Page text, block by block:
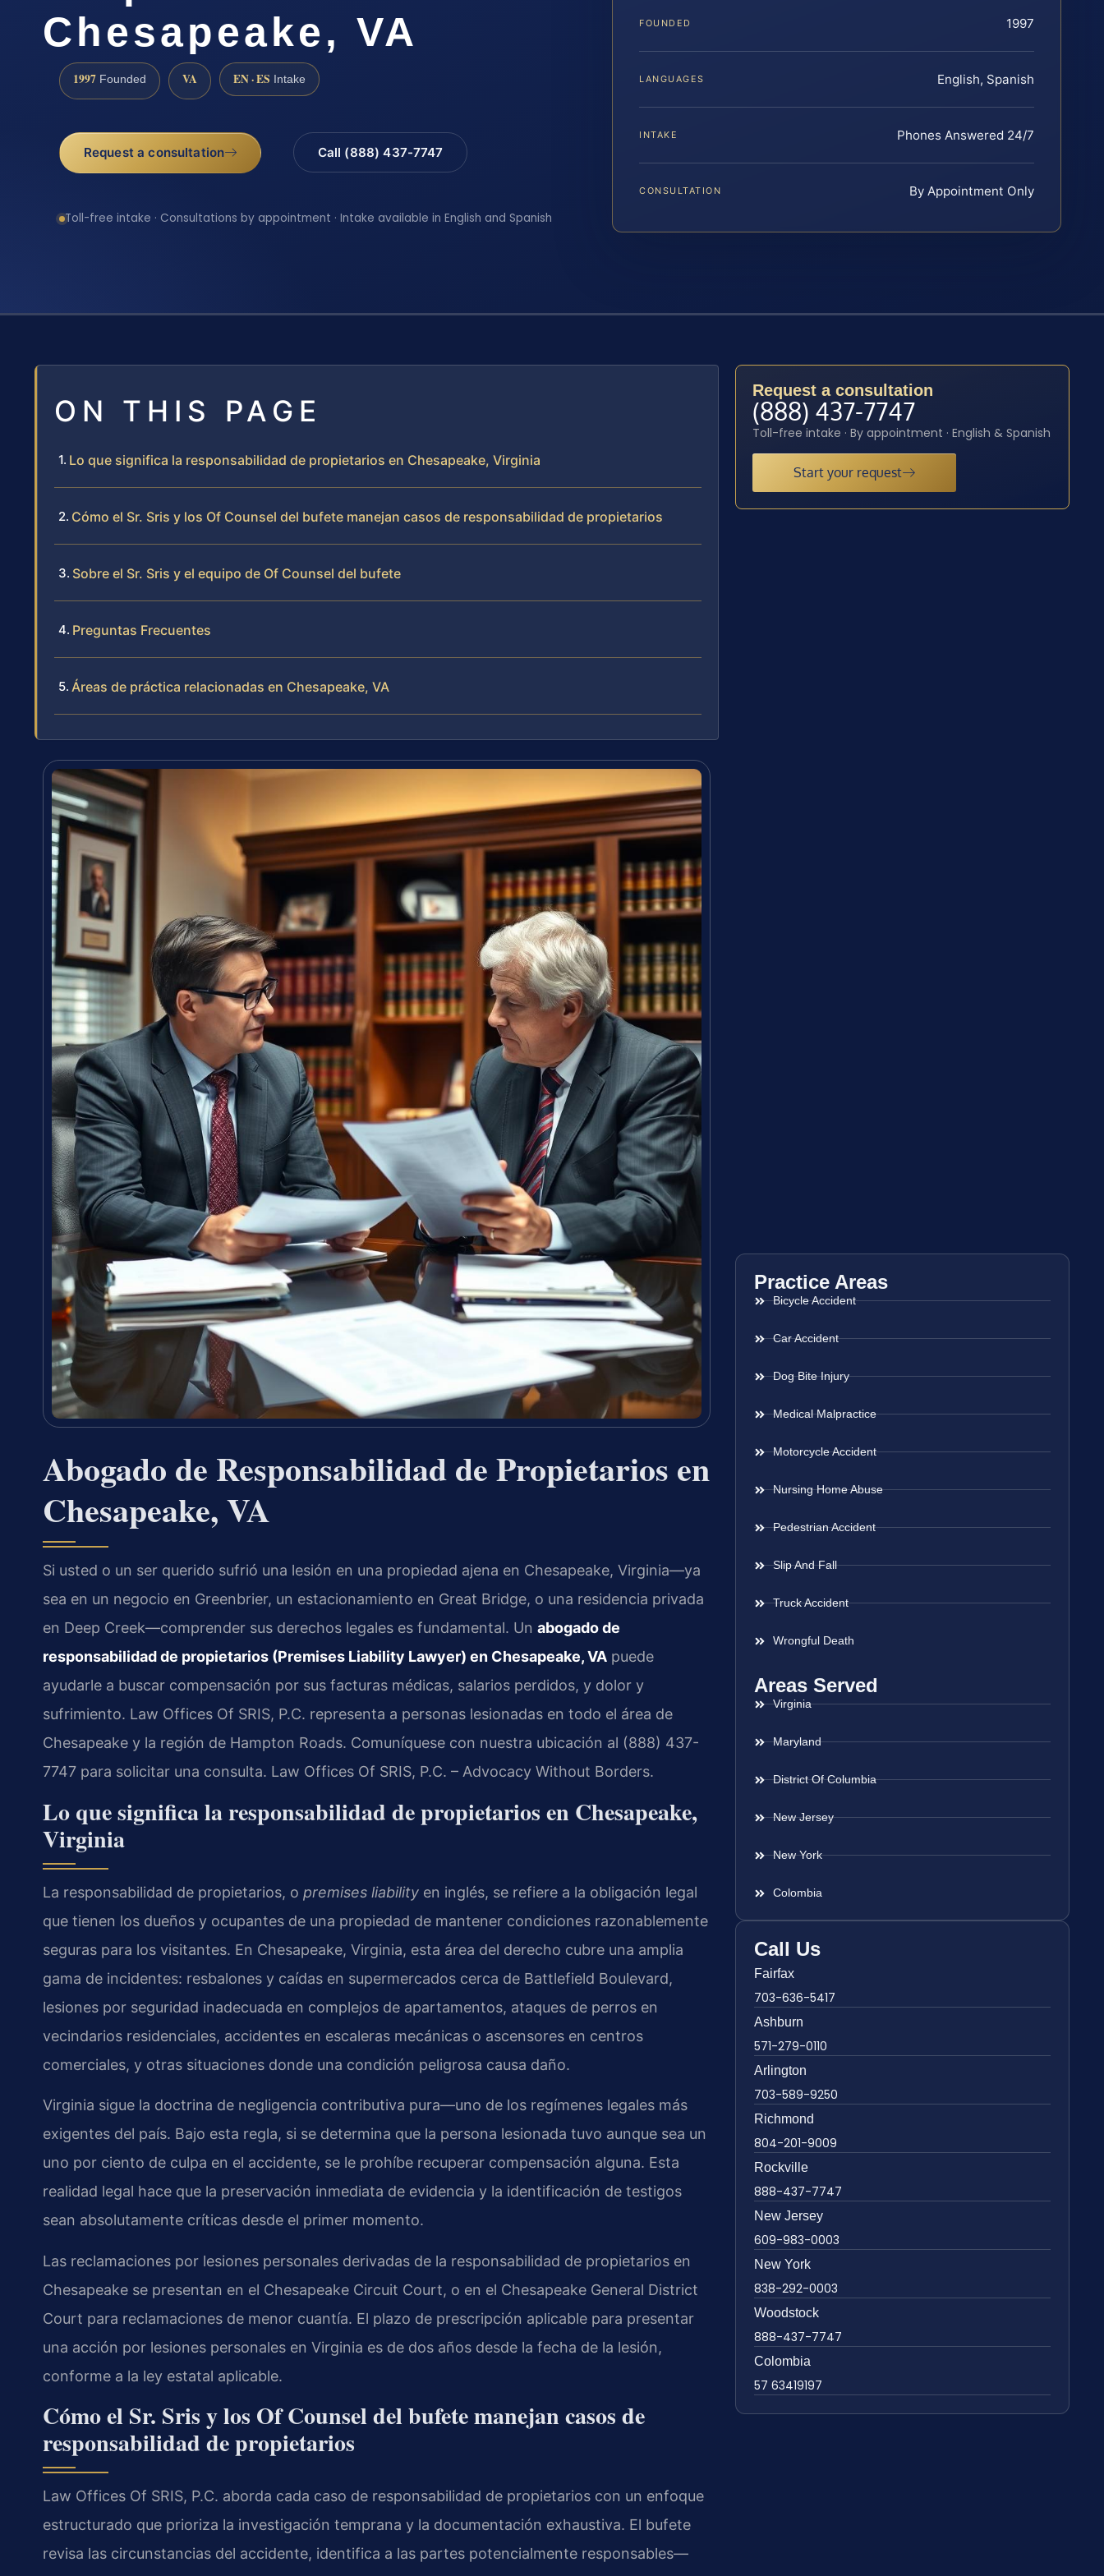
Chesapeake, VA
1997 Founded VA EN · ES Intake
Request a consultation Call (888) 437-7747
Toll-free intake · Consultations by appointment · Intake available in English and Spanish
FOUNDED 1997
LANGUAGES English, Spanish
INTAKE Phones Answered 24/7
CONSULTATION By Appointment Only
ON THIS PAGE
Lo que significa la responsabilidad de propietarios en Chesapeake, Virginia
Cómo el Sr. Sris y los Of Counsel del bufete manejan casos de responsabilidad de propietarios
Sobre el Sr. Sris y el equipo de Of Counsel del bufete
Preguntas Frecuentes
Áreas de práctica relacionadas en Chesapeake, VA
Abogado de Responsabilidad de Propietarios en
Chesapeake, VA
Si usted o un ser querido sufrió una lesión en una propiedad ajena en Chesapeake, Virginia—ya
sea en un negocio en Greenbrier, un estacionamiento en Great Bridge, o una residencia privada
en Deep Creek—comprender sus derechos legales es fundamental. Un abogado de
responsabilidad de propietarios (Premises Liability Lawyer) en Chesapeake, VA puede
ayudarle a buscar compensación por sus facturas médicas, salarios perdidos, y dolor y
sufrimiento. Law Offices Of SRIS, P.C. representa a personas lesionadas en todo el área de
Chesapeake y la región de Hampton Roads. Comuníquese con nuestra ubicación al (888) 437-
7747 para solicitar una consulta. Law Offices Of SRIS, P.C. – Advocacy Without Borders.
Lo que significa la responsabilidad de propietarios en Chesapeake,
Virginia
La responsabilidad de propietarios, o premises liability en inglés, se refiere a la obligación legal
que tienen los dueños y ocupantes de una propiedad de mantener condiciones razonablemente
seguras para los visitantes. En Chesapeake, Virginia, esta área del derecho cubre una amplia
gama de incidentes: resbalones y caídas en supermercados cerca de Battlefield Boulevard,
lesiones por seguridad inadecuada en complejos de apartamentos, ataques de perros en
vecindarios residenciales, accidentes en escaleras mecánicas o ascensores en centros
comerciales, y otras situaciones donde una condición peligrosa causa daño.
Virginia sigue la doctrina de negligencia contributiva pura—uno de los regímenes legales más
exigentes del país. Bajo esta regla, si se determina que la persona lesionada tuvo aunque sea un
uno por ciento de culpa en el accidente, se le prohíbe recuperar compensación alguna. Esta
realidad legal hace que la preservación inmediata de evidencia y la identificación de testigos
sean absolutamente críticas desde el primer momento.
Las reclamaciones por lesiones personales derivadas de la responsabilidad de propietarios en
Chesapeake se presentan en el Chesapeake Circuit Court, o en el Chesapeake General District
Court para reclamaciones de menor cuantía. El plazo de prescripción aplicable para presentar
una acción por lesiones personales en Virginia es de dos años desde la fecha de la lesión,
conforme a la ley estatal aplicable.
Cómo el Sr. Sris y los Of Counsel del bufete manejan casos de
responsabilidad de propietarios
Law Offices Of SRIS, P.C. aborda cada caso de responsabilidad de propietarios con un enfoque
estructurado que prioriza la investigación temprana y la documentación exhaustiva. El bufete
revisa las circunstancias del accidente, identifica a las partes potencialmente responsables—
Request a consultation
(888) 437-7747
Toll-free intake · By appointment · English & Spanish
Start your request
Practice Areas
Bicycle Accident
Car Accident
Dog Bite Injury
Medical Malpractice
Motorcycle Accident
Nursing Home Abuse
Pedestrian Accident
Slip And Fall
Truck Accident
Wrongful Death
Areas Served
Virginia
Maryland
District Of Columbia
New Jersey
New York
Colombia
Call Us
Fairfax
703-636-5417
Ashburn
571-279-0110
Arlington
703-589-9250
Richmond
804-201-9009
Rockville
888-437-7747
New Jersey
609-983-0003
New York
838-292-0003
Woodstock
888-437-7747
Colombia
57 63419197